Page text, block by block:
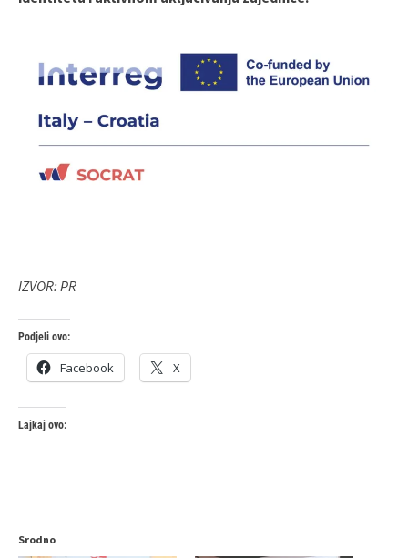
IZVOR: PR
Podjeli ovo:
Facebook X
Lajkaj ovo:
Srodno